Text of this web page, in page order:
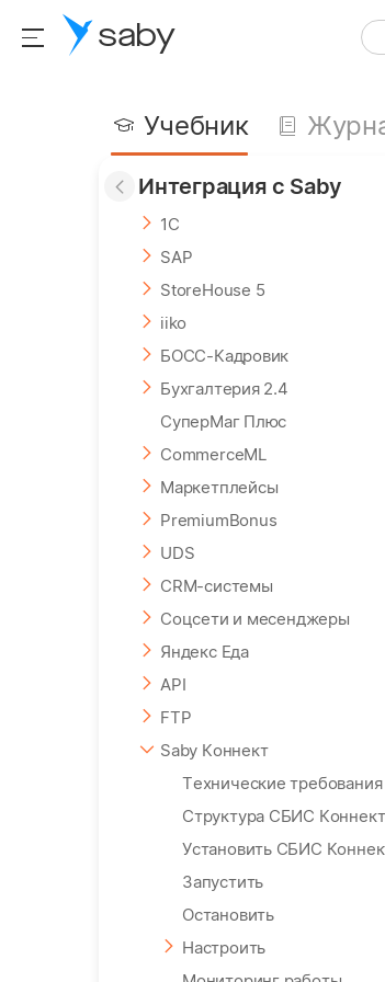
saby
Учебник
Интеграция с Saby
1С
SAP
StoreHouse 5
iiko
БОСС-Кадровик
Бухгалтерия 2.4
СуперМаг Плюс
CommerceML
Маркетплейсы
PremiumBonus
UDS
CRM-системы
Соцсети и месенджеры
Яндекс Еда
API
FTP
Saby Коннект
Технические требования
Структура СБИС Коннект
Установить СБИС
Запустить
Остановить
Настроить